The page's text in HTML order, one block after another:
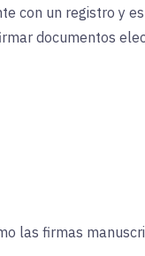
con un registro y
documentos
las firmas